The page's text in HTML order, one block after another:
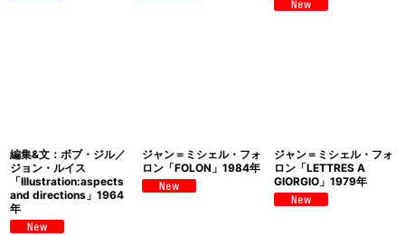
編集&文：ボブ・ジル／
ジョン・ルイス
「Illustration:aspects
and directions」1964
年
ジャン＝ミシェル・フォ
ロン「FOLON」1984年
ジャン＝ミシェル・フォ
ロン「LETTRES A
GIORGIO」1979年